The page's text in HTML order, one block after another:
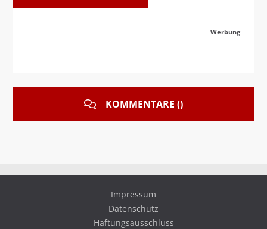
Werbung
KOMMENTARE ()
Impressum
Datenschutz
Haftungsausschluss